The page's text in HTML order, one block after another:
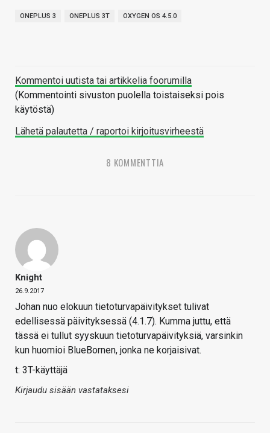
ONEPLUS 3 ONEPLUS 3T OXYGEN OS 4.5.0
Kommentoi uutista tai artikkelia foorumilla
(Kommentointi sivuston puolella toistaiseksi pois
käytöstä)
Lähetä palautetta / raportoi kirjoitusvirheestä
8 KOMMENTTIA
Knight
26.9.2017
Johan nuo elokuun tietoturvapäivitykset tulivat
edellisessä päivityksessä (4.1.7). Kumma juttu, että
tässä ei tullut syyskuun tietoturvapäivityksiä, varsinkin
kun huomioi BlueBornen, jonka ne korjaisivat.
t: 3T-käyttäjä
Kirjaudu sisään vastataksesi